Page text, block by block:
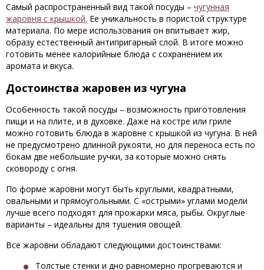
Самый распространенный вид такой посуды – чугунная
жаровня с крышкой. Ее уникальность в пористой структуре
материала. По мере использования он впитывает жир,
образу естественный антипригарный слой. В итоге можно
готовить менее калорийные блюда с сохранением их
аромата и вкуса.
Достоинства жаровен из чугуна
Особенность такой посуды – возможность приготовления
пищи и на плите, и в духовке. Даже на костре или гриле
можно готовить блюда в жаровне с крышкой из чугуна. В ней
не предусмотрено длинной рукояти, но для переноса есть по
бокам две небольшие ручки, за которые можно снять
сковороду с огня.
По форме жаровни могут быть круглыми, квадратными,
овальными и прямоугольными. С «острыми» углами модели
лучше всего подходят для прожарки мяса, рыбы. Округлые
варианты – идеальны для тушения овощей.
Все жаровни обладают следующими достоинствами:
Толстые стенки и дно равномерно прогреваются и